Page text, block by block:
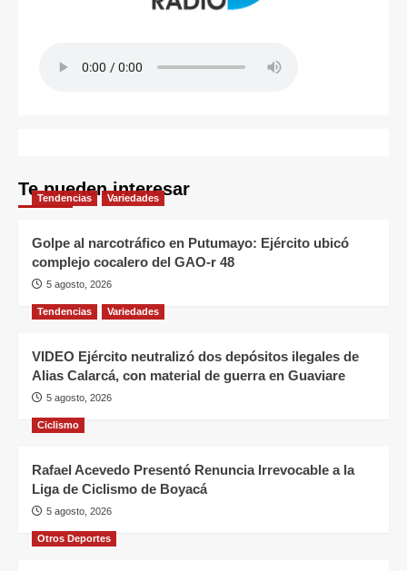
Te pueden interesar
Tendencias Variedades
Golpe al narcotráfico en Putumayo: Ejército ubicó
complejo cocalero del GAO-r 48
5 agosto, 2026
Tendencias Variedades
VIDEO Ejército neutralizó dos depósitos ilegales de
Alias Calarcá, con material de guerra en Guaviare
5 agosto, 2026
Ciclismo
Rafael Acevedo Presentó Renuncia Irrevocable a la
Liga de Ciclismo de Boyacá
5 agosto, 2026
Otros Deportes